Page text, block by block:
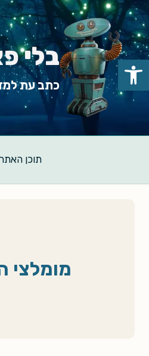
Skip
to
content
בלי
כתב עת
תוכן האתר
מומלצי
פתח סרגל נגישות